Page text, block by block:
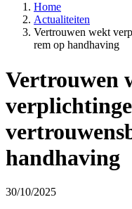
Home
Actualiteiten
Vertrouwen wekt
rem op handhaving
Vertrouwen
handhaving
30/10/2025